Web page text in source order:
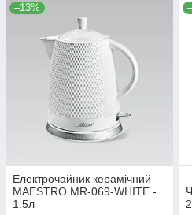
–13%
Електрочайник керамічний
MAESTRO MR-069-WHITE -
1.5л